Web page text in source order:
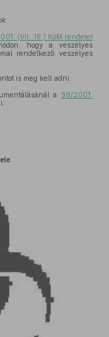
(VII. 18.) KöM rendelet
hogy a veszélyes
rendelkező veszélyes
is meg kell adni.
a 98/2001.